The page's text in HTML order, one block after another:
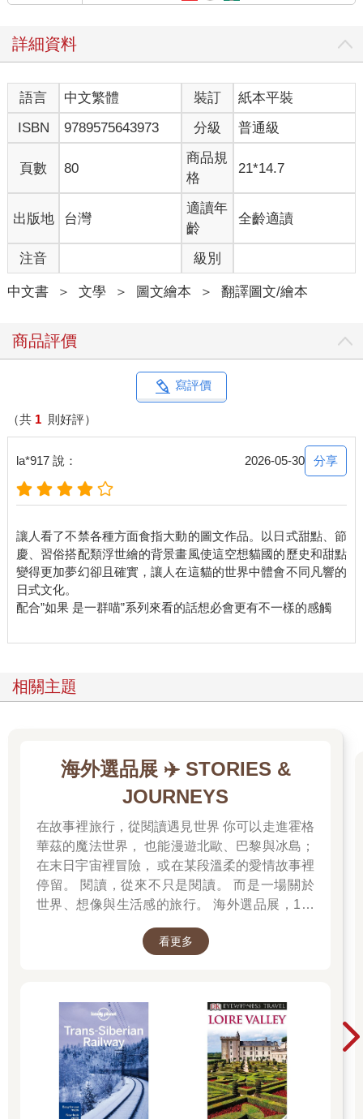
詳細資料
語言 中文繁體 裝訂
紙本平裝
ISBN
9789575643973 分級 普通級
頁數 80
商品規
格
21*14.7
出版地 台灣
適讀年
齡
全齡適讀
注音 級別
中文書 ＞ 文學 ＞ 圖文繪本 ＞ 翻譯圖文/繪本
商品評價
寫評價
（共 1 則好評）
la*917 說： 2026-05-30 分享
讓人看了不禁各種方面食指大動的圖文作品。以日式甜點、節
慶、習俗搭配類浮世繪的背景畫風使這空想貓國的歷史和甜點
變得更加夢幻卻且確實，讓人在這貓的世界中體會不同凡響的
日式文化。
配合”如果 是一群喵”系列來看的話想必會更有不一樣的感觸
相關主題
海外選品展 ✈️ STORIES &
JOURNEYS
在故事裡旅行，從閱讀遇見世界 你可以走進霍格
華茲的魔法世界， 也能漫遊北歐、巴黎與冰島；
在末日宇宙裡冒險， 或在某段溫柔的愛情故事裡
停留。 閱讀，從來不只是閱讀。 而是一場關於
世界、想像與生活感的旅行。 海外選品展，1折
起 限量空運商品，先搶先贏 週週商品更新
看更多